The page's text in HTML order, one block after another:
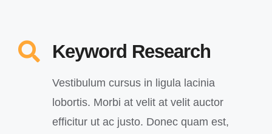
Keyword Research
Vestibulum cursus in ligula lacinia
lobortis. Morbi at velit at velit auctor
efficitur ut ac justo. Donec quam est,